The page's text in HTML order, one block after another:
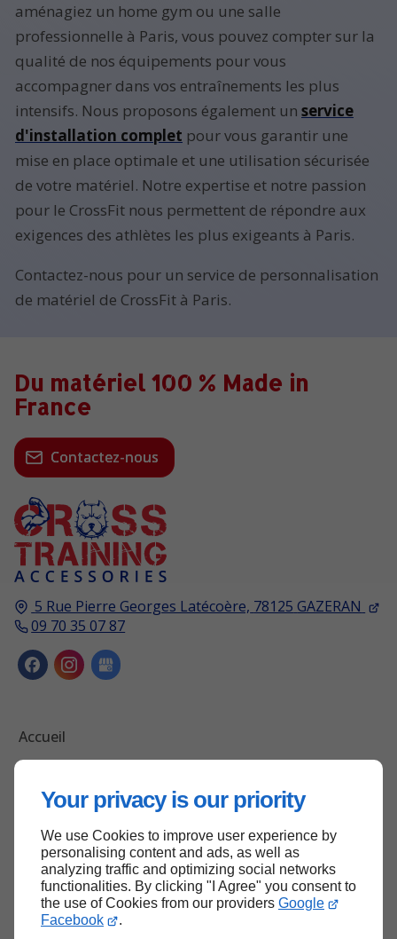
Your privacy is our priority
We use Cookies to improve user experience by
personalising content and ads, as well as
analyzing traffic and optimizing social networks
functionalities. By clicking "I Agree" you consent to
the use of Cookies from our providers Google
Facebook
.
aménagiez un home gym ou une salle
professionnelle à Paris, vous pouvez compter sur la
qualité de nos équipements pour vous
accompagner dans vos entraînements les plus
intensifs. Nous proposons également un service
d'installation complet pour vous garantir une
mise en place optimale et une utilisation sécurisée
de votre matériel. Notre expertise et notre passion
pour le CrossFit nous permettent de répondre aux
exigences des athlètes les plus exigeants à Paris.
Contactez-nous pour un service de personnalisation
de matériel de CrossFit à Paris.
5 Rue Pierre Georges Latécoère, 78125 GAZERAN
09 70 35 07 87
Accueil
Contactez-nous
Mentions légales
Du matériel 100 % Made in
France
Contactez-nous
Haut de page